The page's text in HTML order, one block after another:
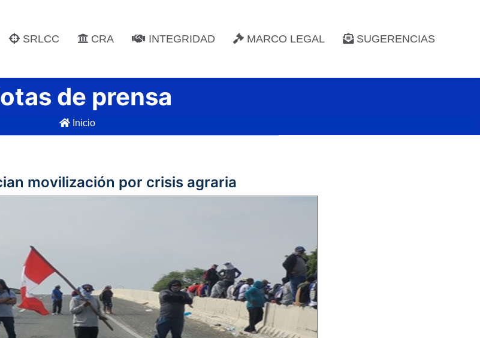
SRLCC CRA INTEGRIDAD MARCO LEGAL SUGERENCIAS
de prensa
Inicio
movilización por crisis agraria